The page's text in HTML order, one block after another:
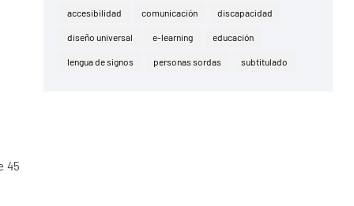
45
accesibilidad comunicación discapacidad
diseño universal e-learning educación
lengua de signos personas sordas subtitulado